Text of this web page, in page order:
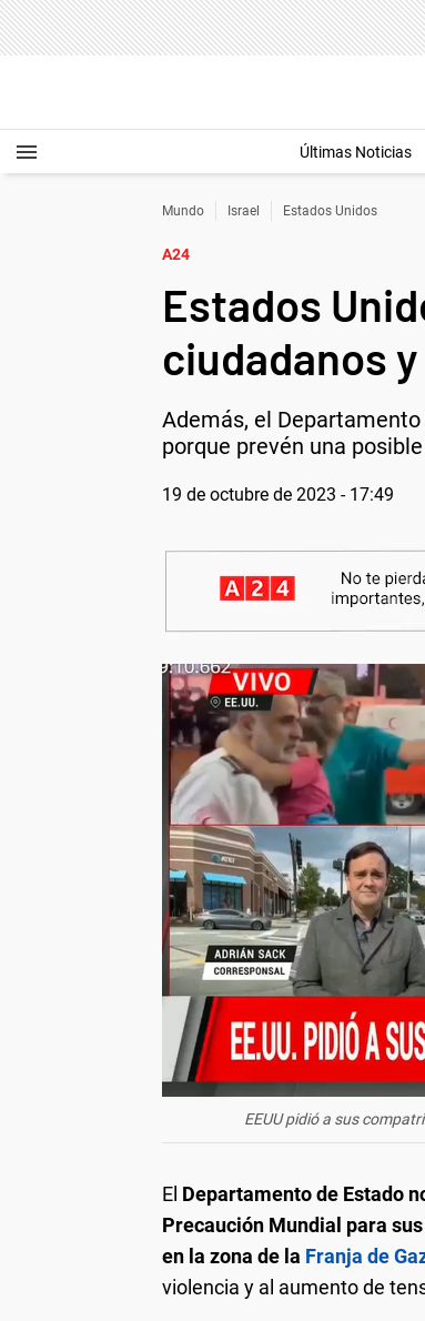
Últimas Noticias
Mundo Israel Estados Unidos
A24
Estados
ciudadanos
Además, el
porque prevén una
19 de octubre de 2023 - 17:49
EEUU pidió a sus
El Departamento de Estado
Precaución Mundial para
en la zona de la Franja de
violencia y al aumento de